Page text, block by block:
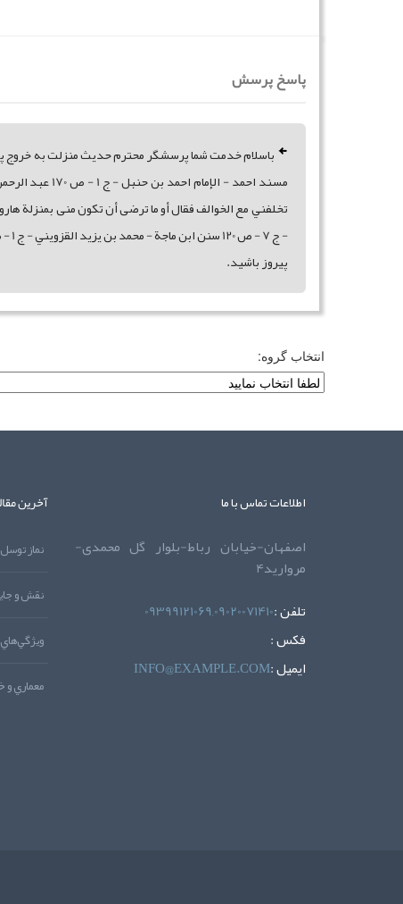
پاسخ پرسش
باسلام خدمت شما پرسشگر محترم حديث منزلت به خروج
مسند احمد -
پيروز باشيد.
انتخاب گروه:
آخرین
نقش و
اطلاعات تماس با ما
اصفهان-خیابان رباط-بلوار گل محمدی-
مروارید4
تلفن :09399121069,09020071410
فکس :
ايميل :INFO@EXAMPLE.COM